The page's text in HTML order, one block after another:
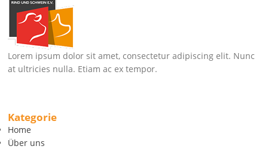
Lorem ipsum dolor sit amet, consectetur adipiscing elit. Nunc
at ultricies nulla. Etiam ac ex tempor.
Kategorie
Home
Über uns